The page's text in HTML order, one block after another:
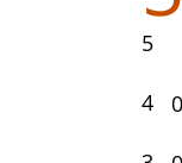
5
4